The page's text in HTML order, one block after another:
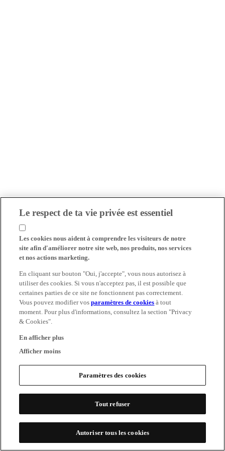
Le respect de ta vie privée est essentiel
Les cookies nous aident à comprendre les visiteurs de notre
site afin d'améliorer notre site web, nos produits, nos services
et nos actions marketing.
En cliquant sur bouton "Oui, j'accepte", vous nous autorisez à
utiliser des cookies. Si vous n'acceptez pas, il est possible que
certaines parties de ce site ne fonctionnent pas correctement.
Vous pouvez modifier vosparamètres de cookies à tout
moment. Pour plus d'informations, consultez la section "Privacy
& Cookies".
En afficher plus
Afficher moins
Paramètres des cookies
Tout refuser
Autoriser tous les cookies